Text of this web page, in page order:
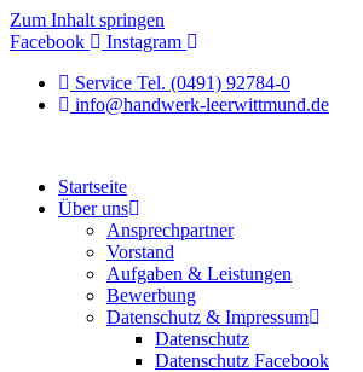
Zum Inhalt springen
Facebook
Instagram
Service Tel. (0491) 92784-0
info@handwerk-leerwittmund.de
Startseite
Über uns
Ansprechpartner
Vorstand
Aufgaben & Leistungen
Bewerbung
Datenschutz & Impressum
Datenschutz
Datenschutz Facebook